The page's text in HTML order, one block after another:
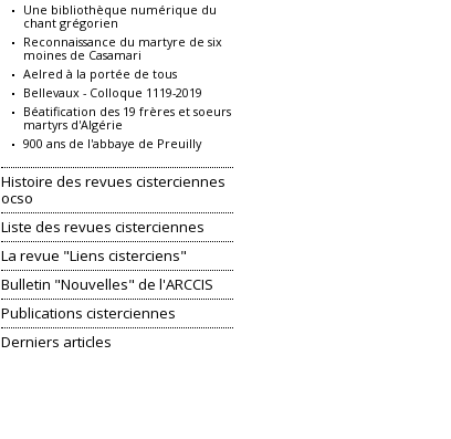
Une bibliothèque numérique du
chant grégorien
Reconnaissance du martyre de six
moines de Casamari
Aelred à la portée de tous
Bellevaux - Colloque 1119-2019
Béatification des 19 frères et soeurs
martyrs d'Algérie
900 ans de l'abbaye de Preuilly
Histoire des revues cisterciennes
ocso
Liste des revues cisterciennes
La revue "Liens cisterciens"
Bulletin "Nouvelles" de l'ARCCIS
Publications cisterciennes
Derniers articles